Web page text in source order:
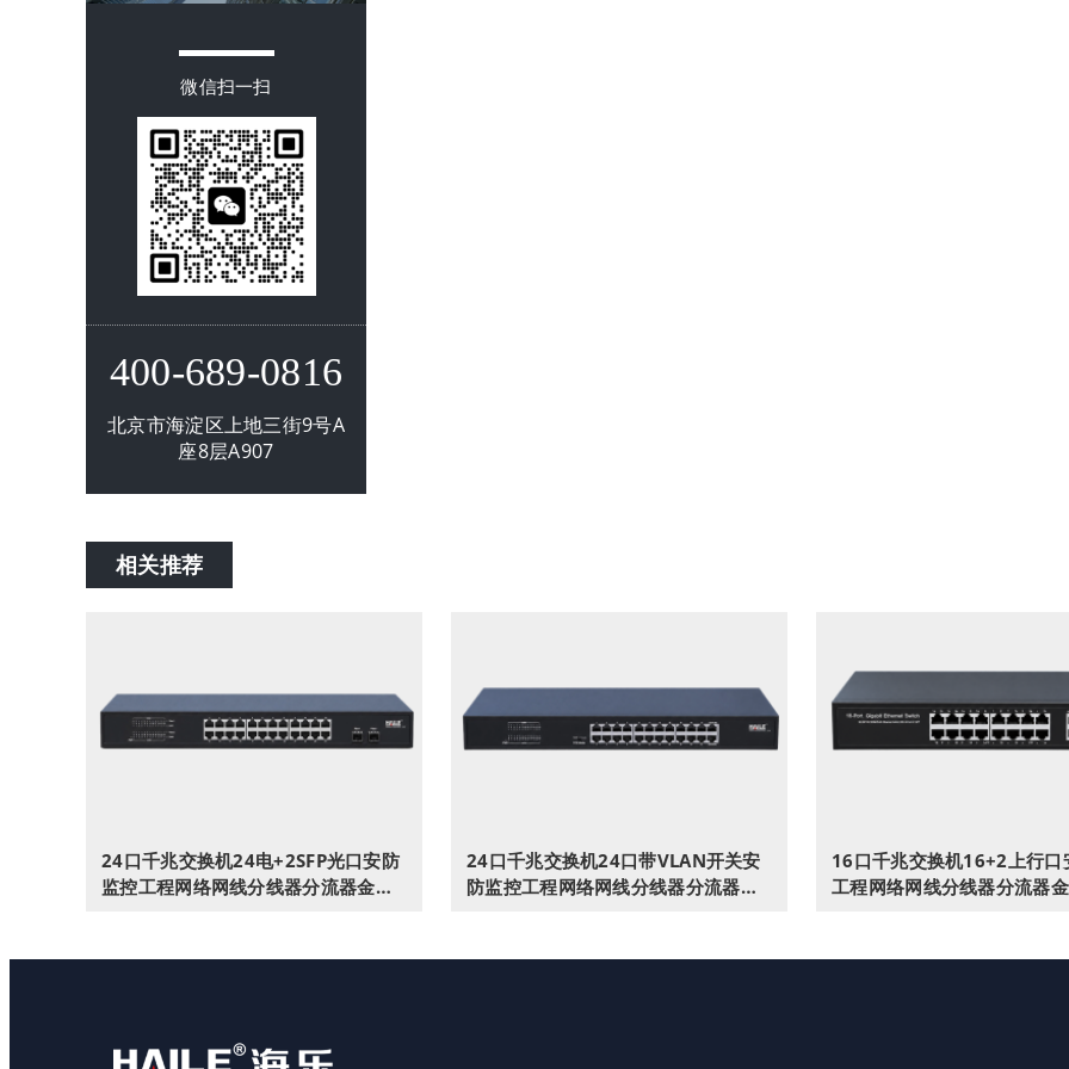
微信扫一扫
400-689-0816
北京市海淀区上地三街9号A
座8层A907
相关推荐
24口千兆交换机24电+2SFP光口安防
监控工程网络网线分线器分流器金属
24口千兆交换机24口带VLAN开关安
防监控工程网络网线分线器分流器金
16口千兆交换机16+2上行口
工程网络网线分线器分流器